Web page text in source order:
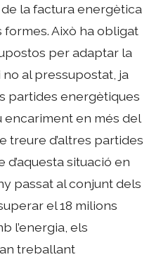
de la factura energètica
Això ha obligat
per adaptar la
al pressupostat, ja
partides energètiques
encariment en més del
treure d’altres partides
d’aquesta situació en
passat al conjunt dels
el 18 milions
l’energia, els
treballant